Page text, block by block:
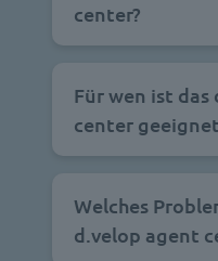
center?
Für wen ist
center
Welches
d.velop agent